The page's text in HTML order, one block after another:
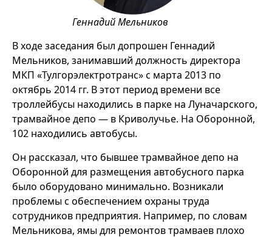
Геннадий Мельников
В ходе заседания был допрошен Геннадий
Мельников, занимавший должность директора
МКП «Тулгорэлектротранс» с марта 2013 по
октябрь 2014 гг. В этот период времени все
троллейбусы находились в парке на Луначарского,
трамвайное депо — в Криволучье. На Оборонной,
102 находились автобусы.
Он рассказал, что бывшее трамвайное депо на
Оборонной для размещения автобусного парка
было оборудовано минимально. Возникали
проблемы с обеспечением охраны труда
сотрудников предприятия. Например, по словам
Мельникова, ямы для ремонтов трамваев плохо